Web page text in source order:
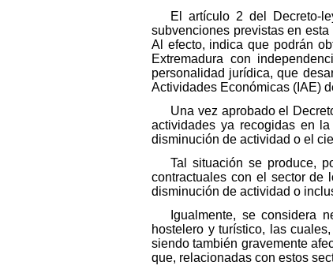
El artículo 2 del Decreto-
subvenciones previstas en
Al efecto, indica que podrán
Extremadura con
personalidad jurídica, que
Actividades Económicas (IAE)
Una vez aprobado el
actividades ya recogidas en
disminución de actividad o el
Tal situación se produce,
contractuales con el sector de
disminución de actividad o
Igualmente, se considera
hostelero y turístico, las
siendo también gravemente
que, relacionadas con estos